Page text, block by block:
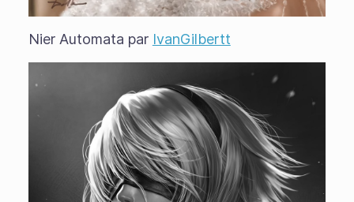
Nier Automata par IvanGilbertt